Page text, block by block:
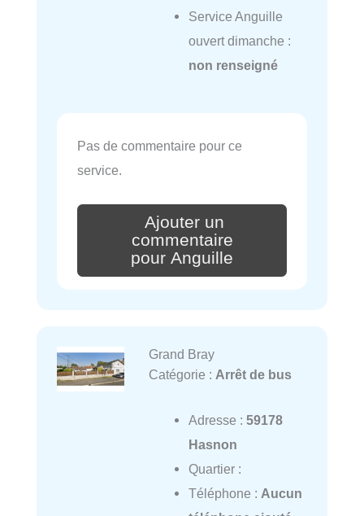
Service Anguille
ouvert dimanche :
non renseigné
Pas de commentaire pour ce
service.
Ajouter un
commentaire
pour Anguille
Grand Bray
Catégorie : Arrêt de bus
Adresse : 59178
Hasnon
Quartier :
Téléphone : Aucun